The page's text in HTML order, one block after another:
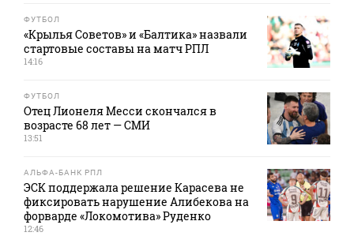
ФУТБОЛ
«Крылья Советов» и «Балтика» назвали
стартовые составы на матч РПЛ
14:16
ФУТБОЛ
Отец Лионеля Месси скончался в
возрасте 68 лет — СМИ
13:51
АЛЬФА-БАНК РПЛ
ЭСК поддержала решение Карасева не
фиксировать нарушение Алибекова на
форварде «Локомотива» Руденко
12:46